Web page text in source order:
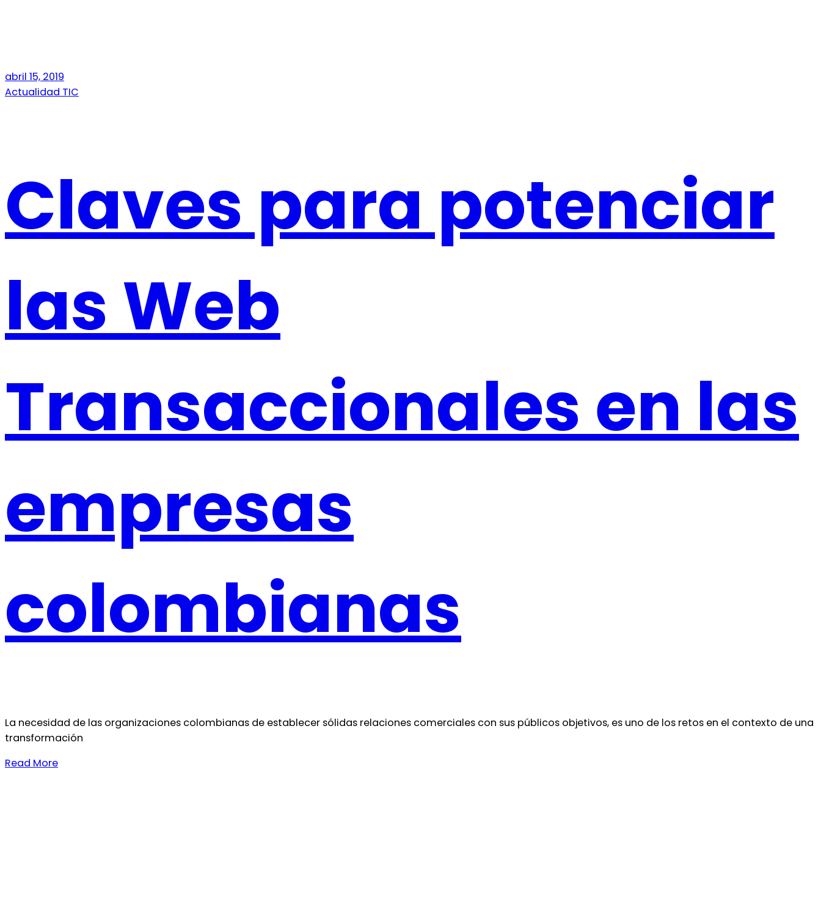
abril 15, 2019
Actualidad TIC
Claves para potenciar
las Web
Transaccionales en las
empresas
colombianas
La necesidad de las organizaciones colombianas de establecer sólidas relaciones comerciales con sus públicos objetivos, es uno de los retos en el contexto de una
transformación
Read More